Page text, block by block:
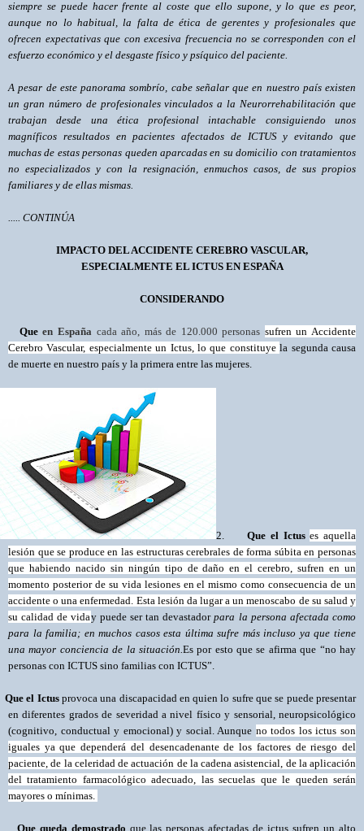
siempre se puede hacer frente al coste que ello supone, y lo que es peor,
aunque no lo habitual, la falta de ética de gerentes y profesionales que
ofrecen expectativas que con excesiva frecuencia no se corresponden con el
esfuerzo económico y el desgaste físico y psíquico del paciente.
A pesar de este panorama sombrío, cabe señalar que en nuestro país existen
un gran número de profesionales vinculados a la Neurorrehabilitación que
trabajan desde una ética profesional intachable consiguiendo unos
magníficos resultados en pacientes afectados de ICTUS y evitando que
muchas de estas personas queden aparcadas en su domicilio con tratamientos
no especializados y con la resignación, enmuchos casos, de sus propios
familiares y de ellas mismas.
..... CONTINÚA
IMPACTO DEL ACCIDENTE CEREBRO VASCULAR,
ESPECIALMENTE EL ICTUS EN ESPAÑA
CONSIDERANDO
Queen España cada año, más de 120.000 personas sufren un Accidente
Cerebro Vascular, especialmente un Ictus, lo que constituyela segunda causa
de muerte en nuestro país y la primera entre las mujeres.
2. Que el Ictuses aquella
lesión que se produce en las estructuras cerebrales de forma súbita en personas
que habiendo nacido sin ningún tipo de daño en el cerebro, sufren en un
momento posterior de su vida lesiones en el mismo como consecuencia de un
accidente o una enfermedad. Esta lesión da lugar a un menoscabo de su salud y
su calidad de viday puede ser tan devastadorpara la persona afectada como
para la familia; en muchos casos esta última sufre más incluso ya que tiene
una mayor conciencia de la situación. Es por esto que se afirma que “no hay
personas con ICTUS sino familias con ICTUS”.
Que el Ictus provoca una discapacidad en quien lo sufre que se puede presentar
en diferentes grados de severidad a nivel físico y sensorial, neuropsicológico
(cognitivo, conductual y emocional) y social. Aunque no todos los ictus son
iguales ya que dependerá del desencadenante de los factores de riesgo del
paciente, de la celeridad de actuación de la cadena asistencial, de la aplicación
del tratamiento farmacológico adecuado, las secuelas que le queden serán
mayores o mínimas.
Que queda demostrado que las personas afectadas de ictus sufren un alto